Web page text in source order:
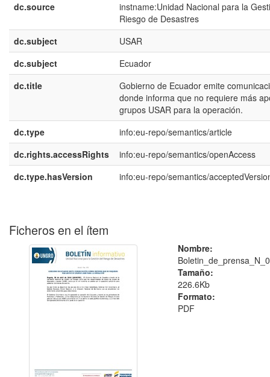
dc.source
instname:Unidad Nacional para la
Riesgo de Desastres
dc.subject
USAR
dc.subject
Ecuador
dc.title
Gobierno de Ecuador emite
donde informa que no requiere más
grupos USAR para la operación.
dc.type
info:eu-repo/semantics/article
dc.rights.accessRights
info:eu-repo/semantics/openAccess
dc.type.hasVersion
info:eu-repo/semantics/
Ficheros en el ítem
Nombre:
Tamaño:
226.6Kb
Formato:
PDF